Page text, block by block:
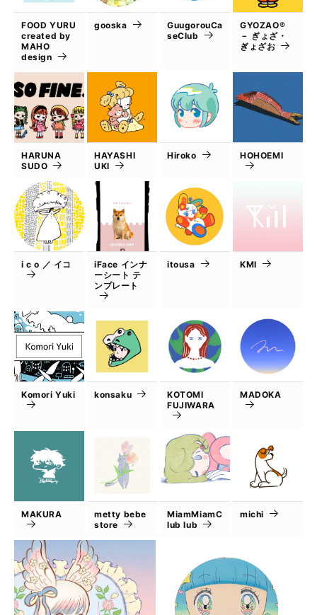
FOOD YURU
created by
MAHO
design
gooska
GuugorouCa
seClub
GYOZAO®
－ ぎょざ・
ぎょざお
HARUNA
SUDO
HAYASHI
UKI
Hiroko HOHOEMI
i c o ／ イコ
iFace インナ
ーシート テ
ンプレート
itousa KMI
Komori Yuki konsaku
KOTOMI
FUJIWARA
MADOKA
MAKURA
metty bebe
store
MiamMiamC
lub lub
michi